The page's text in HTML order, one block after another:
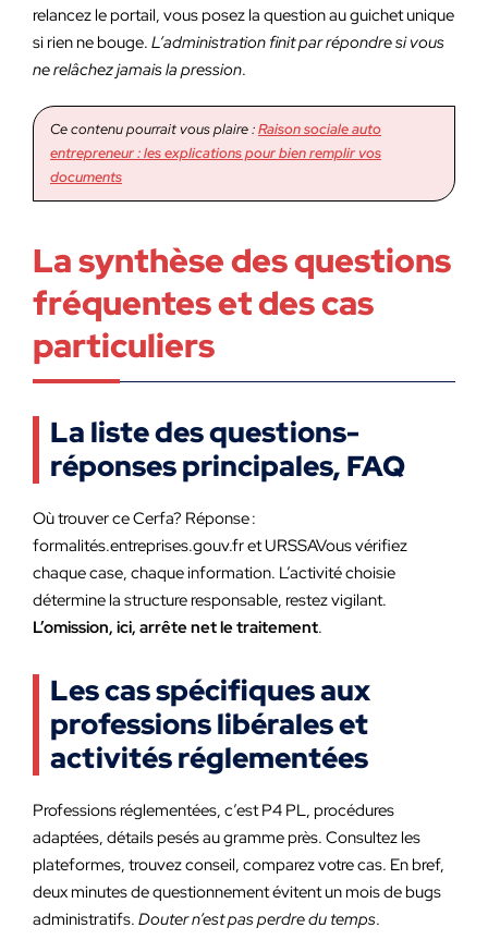
relancez le portail, vous posez la question au guichet unique
si rien ne bouge. L’administration finit par répondre si vous
ne relâchez jamais la pression.
Ce contenu pourrait vous plaire :Raison sociale auto
entrepreneur : les explications pour bien remplir vos
documents
La synthèse des questions
fréquentes et des cas
particuliers
La liste des questions-
réponses principales, FAQ
Où trouver ce Cerfa? Réponse :
formalités.entreprises.gouv.fr et URSSAVous vérifiez
chaque case, chaque information. L’activité choisie
détermine la structure responsable, restez vigilant.
L’omission, ici, arrête net le traitement.
Les cas spécifiques aux
professions libérales et
activités réglementées
Professions réglementées, c’est P4 PL, procédures
adaptées, détails pesés au gramme près. Consultez les
plateformes, trouvez conseil, comparez votre cas. En bref,
deux minutes de questionnement évitent un mois de bugs
administratifs. Douter n’est pas perdre du temps.